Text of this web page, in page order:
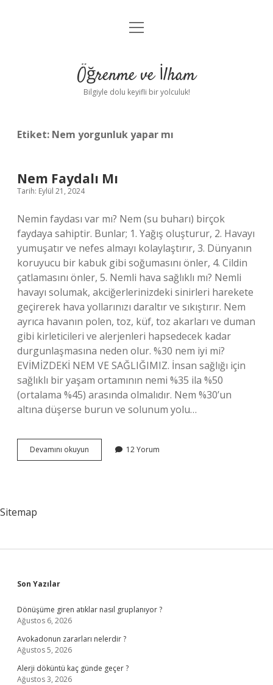
Anasayfa
Yasal Uyarı
menüyü
Öğrenme ve İlham
Bilgiyle dolu keyifli bir yolculuk!
Etiket: Nem yorgunluk yapar mı
Nem Faydalı Mı
Tarih: Eylül 21, 2024
Nemin faydası var mı? Nem (su buharı) birçok
faydaya sahiptir. Bunlar; 1. Yağış oluşturur, 2. Havayı
yumuşatır ve nefes almayı kolaylaştırır, 3. Dünyanın
koruyucu bir kabuk gibi soğumasını önler, 4. Cildin
çatlamasını önler, 5. Nemli hava sağlıklı mı? Nemli
havayı solumak, akciğerlerinizdeki sinirleri harekete
geçirerek hava yollarınızı daraltır ve sıkıştırır. Nem
ayrıca havanın polen, toz, küf, toz akarları ve duman
gibi kirleticileri ve alerjenleri hapsedecek kadar
durgunlaşmasına neden olur. %30 nem iyi mi?
EVİMİZDEKİ NEM VE SAĞLIĞIMIZ. İnsan sağlığı için
sağlıklı bir yaşam ortamının nemi %35 ila %50
(ortalama %45) arasında olmalıdır. Nem %30’un
altına düşerse burun ve solunum yolu…
Devamını okuyun
Faydalı
12 Yorum
Sitemap
Sidebar
Son Yazılar
Dönüşüme giren atıklar nasıl gruplanıyor ?
Ağustos 6, 2026
Avokadonun zararları nelerdir ?
Ağustos 5, 2026
Alerji döküntü kaç günde geçer ?
Ağustos 3, 2026